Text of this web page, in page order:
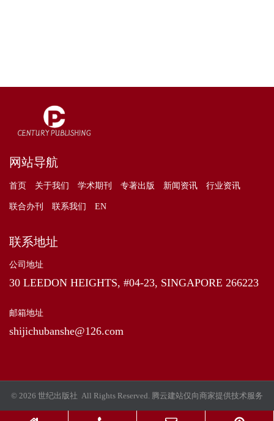
网站导航
首页 关于我们 学术期刊 专著出版 新闻资讯 行业资讯
联合办刊 联系我们 EN
联系地址
公司地址
30 LEEDON HEIGHTS, #04-23, SINGAPORE 266223
邮箱地址
shijichubanshe@126.com
© 2026 世纪出版社 All Rights Reserved. 腾云建站仅向商家提供技术服务